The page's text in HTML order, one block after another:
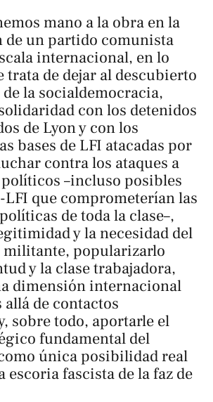
mano a la obra en la
de un partido comunista
internacional, en lo
trata de dejar al descubierto
la socialdemocracia,
con los detenidos
de Lyon y con los
bases de LFI atacadas por
contra los ataques a
–incluso posibles
que comprometerían las
de toda la clase–,
y la necesidad del
popularizarlo
y la clase trabajadora,
dimensión internacional
allá de contactos
sobre todo, aportarle el
fundamental del
única posibilidad real
escoria fascista de la faz de